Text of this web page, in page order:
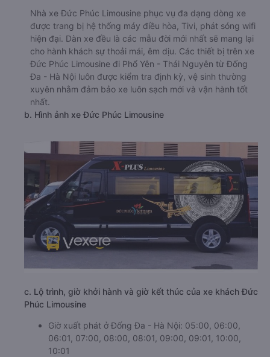
Nhà xe Đức Phúc Limousine phục vụ đa dạng dòng xe
được trang bị hệ thống máy điều hòa, Tivi, phát sóng wifi
hiện đại. Dàn xe đều là các mẫu đời mới nhất sẽ mang lại
cho hành khách sự thoải mái, êm dịu. Các thiết bị trên xe
Đức Phúc Limousine đi Phổ Yên - Thái Nguyên từ Đống
Đa - Hà Nội luôn được kiểm tra định kỳ, vệ sinh thường
xuyên nhằm đảm bảo xe luôn sạch mới và vận hành tốt
nhất.
b. Hình ảnh xe Đức Phúc Limousine
c. Lộ trình, giờ khởi hành và giờ kết thúc của xe khách Đức
Phúc Limousine
Giờ xuất phát ở Đống Đa - Hà Nội: 05:00, 06:00,
06:01, 07:00, 08:00, 08:01, 09:00, 09:01, 10:00,
10:01